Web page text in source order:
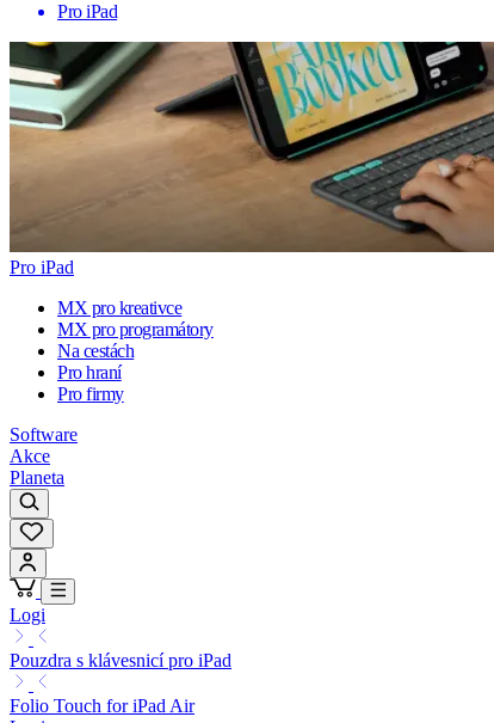
Pro iPad
Pro iPad
MX pro kreativce
MX pro programátory
Na cestách
Pro hraní
Pro firmy
Software
Akce
Planeta
Logi
Pouzdra s klávesnicí pro iPad
Folio Touch for iPad Air